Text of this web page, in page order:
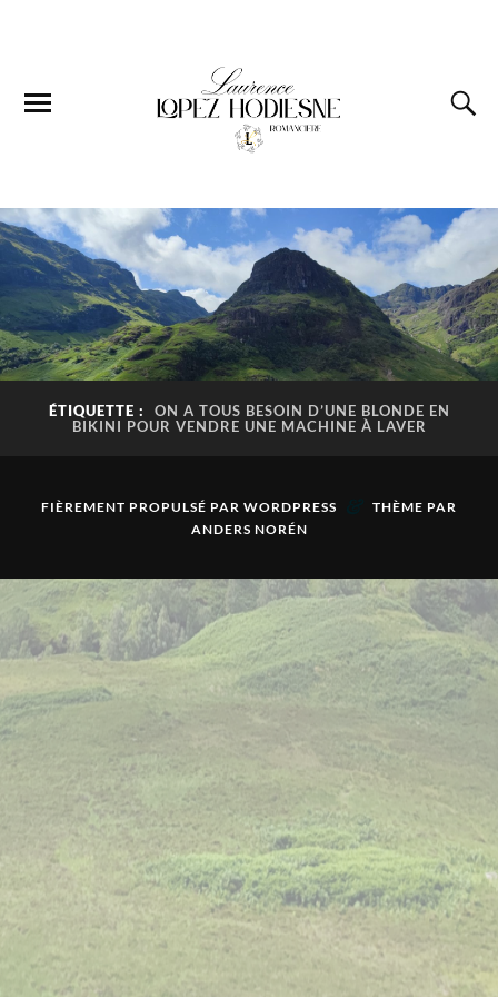
ÉTIQUETTE :
ON A TOUS BESOIN D’UNE BLONDE EN
BIKINI POUR VENDRE UNE MACHINE À LAVER
FIÈREMENT PROPULSÉ PAR WORDPRESS
THÈME PAR
ANDERS NORÉN